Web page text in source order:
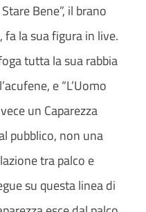
Bene”, il brano
fa la sua figura in live.
tutta la sua rabbia
e “L’Uomo
un Caparezza
pubblico, non una
tra palco e
su questa linea di